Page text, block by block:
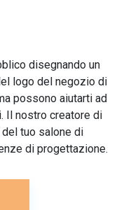
disegnando un
logo del negozio di
possono aiutarti ad
Il nostro creatore di
tuo salone di
di progettazione.